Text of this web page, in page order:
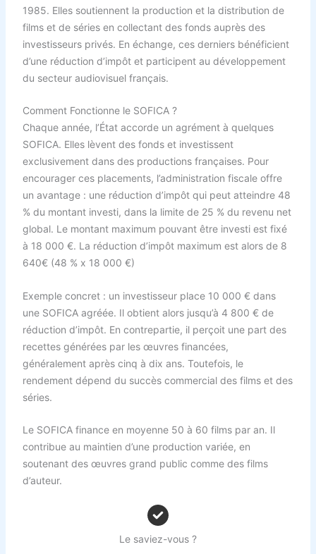
1985. Elles soutiennent la production et la distribution de
films et de séries en collectant des fonds auprès des
investisseurs privés. En échange, ces derniers bénéficient
d’une réduction d’impôt et participent au développement
du secteur audiovisuel français.
Comment Fonctionne le SOFICA ?
Chaque année, l’État accorde un agrément à quelques
SOFICA. Elles lèvent des fonds et investissent
exclusivement dans des productions françaises. Pour
encourager ces placements, l’administration fiscale offre
un avantage : une réduction d’impôt qui peut atteindre 48
% du montant investi, dans la limite de 25 % du revenu net
global. Le montant maximum pouvant être investi est fixé
à 18 000 €. La réduction d’impôt maximum est alors de 8
640€ (48 % x 18 000 €)
Exemple concret : un investisseur place 10 000 € dans
une SOFICA agréée. Il obtient alors jusqu’à 4 800 € de
réduction d’impôt. En contrepartie, il perçoit une part des
recettes générées par les œuvres financées,
généralement après cinq à dix ans. Toutefois, le
rendement dépend du succès commercial des films et des
séries.
Le SOFICA finance en moyenne 50 à 60 films par an. Il
contribue au maintien d’une production variée, en
soutenant des œuvres grand public comme des films
d’auteur.
Le saviez-vous ?